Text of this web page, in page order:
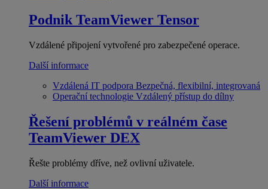
Podnik TeamViewer Tensor
Vzdálené připojení vytvořené pro zabezpečené operace.
Další informace
Vzdálená IT podpora Bezpečná, flexibilní, integrovaná
Operační technologie Vzdálený přístup do dílny
Řešení problémů v reálném čase
TeamViewer DEX
Řešte problémy dříve, než ovlivní uživatele.
Další informace